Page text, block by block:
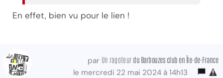
En effet, bien vu pour le lien !
par Un ragoteur du Barbouzes club en Île-de-France
le mercredi 22 mai 2024 à 14h13